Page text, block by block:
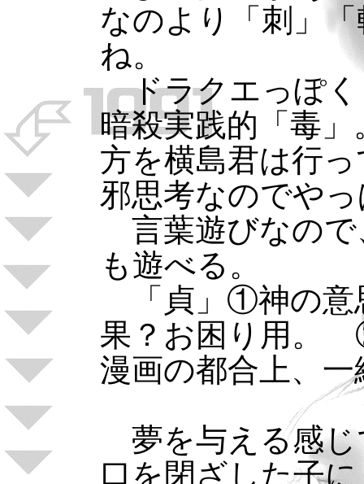
なのより「刺」
ね。
ドラクエっぽく
暗殺実践的「毒
方を横島君は行
邪思考なのでや
言葉遊びなので
も遊べる。
「貞」①神の意
果？お困り用。
漫画の都合上、
夢を与える感じ
口を閉ざした子